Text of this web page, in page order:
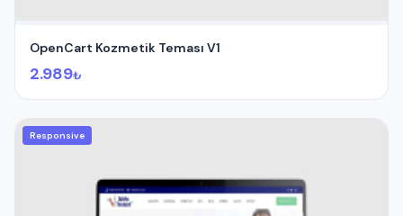
OpenCart Kozmetik Teması V1
2.989₺
Responsive